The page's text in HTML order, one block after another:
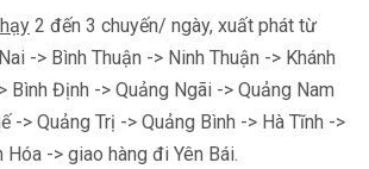
2 đến 3 chuyến/ ngày, xuất phát từ
-> Bình Thuận -> Ninh Thuận -> Khánh
Bình Định -> Quảng Ngãi -> Quảng Nam
-> Quảng Trị -> Quảng Bình -> Hà Tĩnh ->
Hóa -> giao hàng đi Yên Bái.